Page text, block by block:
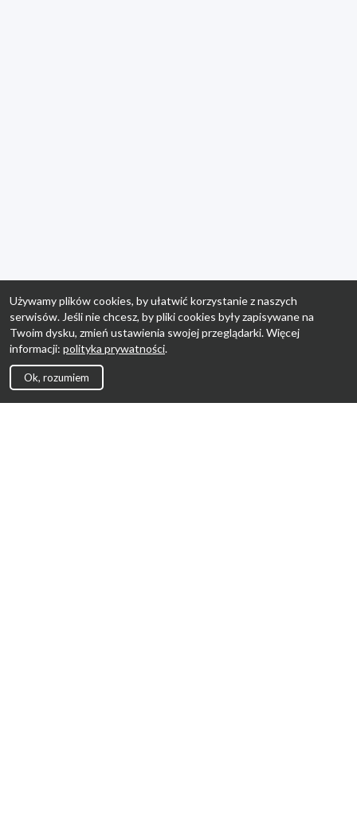
Używamy plików cookies, by ułatwić korzystanie z naszych
serwisów. Jeśli nie chcesz, by pliki cookies były zapisywane na
Twoim dysku, zmień ustawienia swojej przeglądarki. Więcej
informacji: polityka prywatności.
Ok, rozumiem